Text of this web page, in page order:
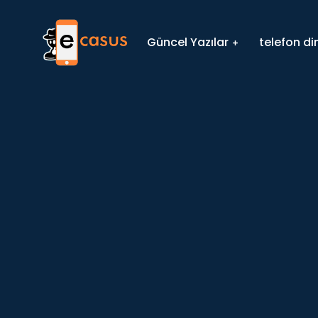
Güncel Yazılar telefon